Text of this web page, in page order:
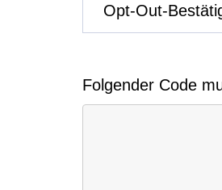
Opt-Out-
Folgender Code